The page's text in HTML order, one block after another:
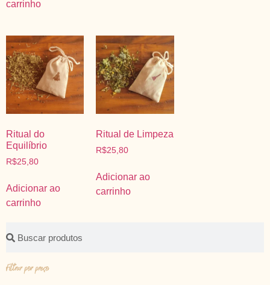
carrinho
Ritual do
Equilíbrio
R$25,80
Adicionar ao
carrinho
Ritual de Limpeza
R$25,80
Adicionar ao
carrinho
Filtrar por preço